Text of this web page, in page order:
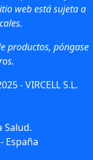
web está sujeta a
productos, póngase
- VIRCELL S.L.
Salud.
España